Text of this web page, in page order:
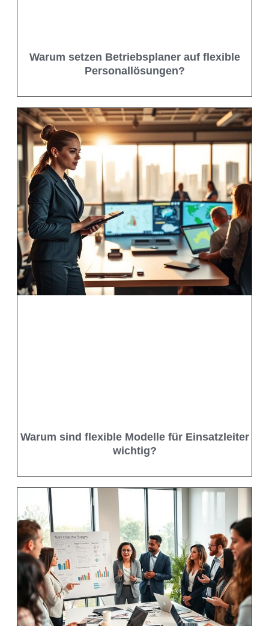
Warum setzen Betriebsplaner auf flexible
Personallösungen?
Warum sind flexible Modelle für Einsatzleiter
wichtig?